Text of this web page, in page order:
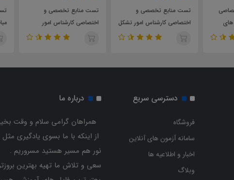
تست منابع تخصصی و
اختصاصی کارشناس امور تشکل
های دینی سازمان تبلیغات
تست منابع تخصصی و
اختصاصی کارشناس امور
شوراها و شهرداری ها
تست
دسترسی سریع
فروشگاه
سامانه آزمون های آنلاین
اخبار و اطلاعیه ها
وبلاگ
درباره ما
همراهان گرامی سلام و وقت
از اینکه با ما بسوی یادگیری
نور هم مسیر هستید مسروریم .
سعی و تلاش ما تهیه بهترین